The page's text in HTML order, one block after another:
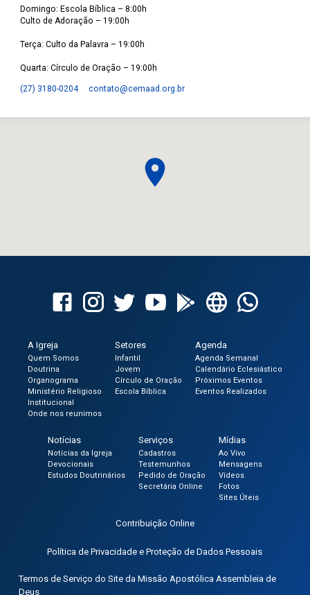
Domingo: Escola Bíblica – 8:00h
Culto de Adoração – 19:00h
Terça: Culto da Palavra – 19:00h
Quarta: Círculo de Oração – 19:00h
(27) 3180-0204 contato​@cemaad.org.br
A Igreja
Quem Somos
Doutrina
Organograma
Ministério Religioso
Institucional
Onde nos reunimos
Setores
Infantil
Jovem
Círculo de Oração
Escola Bíblica
Agenda
Agenda Semanal
Calendário Eclesiástico
Próximos Eventos
Eventos Realizados
Notícias
Notícias da Igreja
Devocionais
Estudos Doutrinários
Serviços
Cadastros
Testemunhos
Pedido de Oração
Secretária Online
Mídias
Ao Vivo
Mensagens
Vídeos
Fotos
Sites Úteis
Contribuição Online
Política de Privacidade e Proteção de Dados Pessoais
Termos de Serviço do Site da Missão Apostólica Assembleia de
Deus